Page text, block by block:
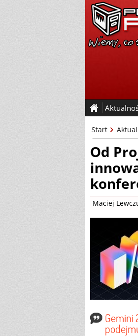
Start
Od
Maciej
Gemini